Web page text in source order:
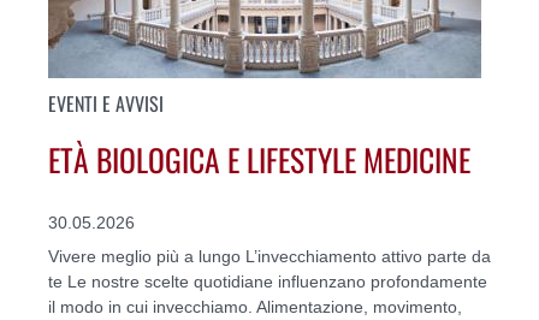
EVENTI E AVVISI
ETÀ BIOLOGICA E LIFESTYLE MEDICINE
30.05.2026
Vivere meglio più a lungo L’invecchiamento attivo parte da
te Le nostre scelte quotidiane influenzano profondamente
il modo in cui invecchiamo. Alimentazione, movimento,